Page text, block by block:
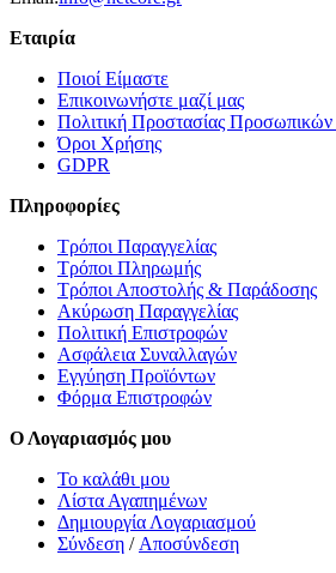
Εταιρία
Ποιοί Είμαστε
Επικοινωνήστε μαζί μας
Πολιτική Προστασίας
Όροι Χρήσης
GDPR
Πληροφορίες
Τρόποι Παραγγελίας
Τρόποι Πληρωμής
Τρόποι Αποστολής & Παράδοσης
Ακύρωση Παραγγελίας
Πολιτική Επιστροφών
Ασφάλεια Συναλλαγών
Εγγύηση Προϊόντων
Φόρμα Επιστροφών
Ο Λογαριασμός μου
Το καλάθι μου
Λίστα Αγαπημένων
Δημιουργία Λογαριασμού
Σύνδεση / Αποσύνδεση